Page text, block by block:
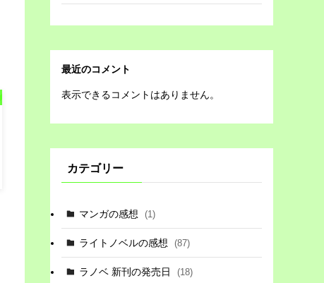
最近のコメント
表示できるコメントはありません。
カテゴリー
マンガの感想 (1)
ライトノベルの感想 (87)
ラノベ 新刊の発売日 (18)